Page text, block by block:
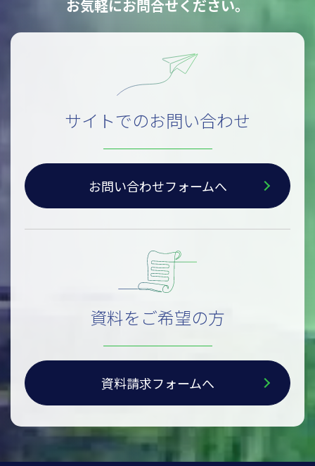
お気軽にお問合せください。
サイトでのお問い合わせ
お問い合わせフォームへ
資料をご希望の方
資料請求フォームへ